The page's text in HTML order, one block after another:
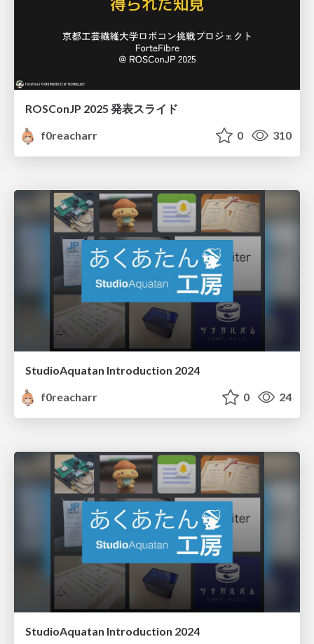
ROSConJP 2025 発表スライド
f0reacharr
0 310
StudioAquatan Introduction 2024
f0reacharr
0 24
StudioAquatan Introduction 2024